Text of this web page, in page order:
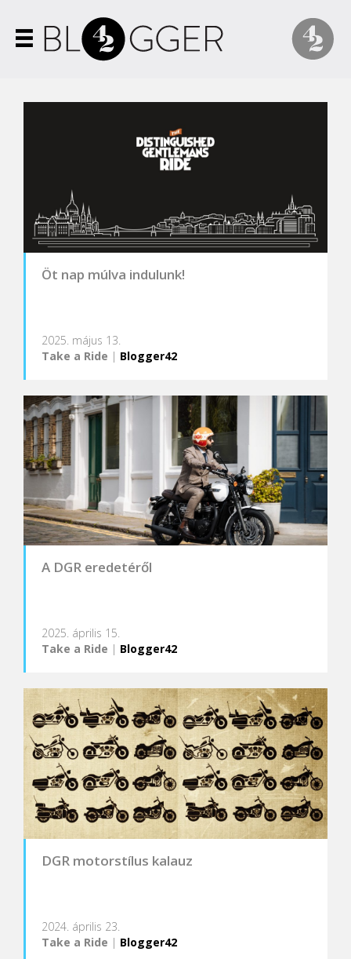
Öt nap múlva indulunk!
2025. május 13.
Take a Ride | Blogger42
A DGR eredetéről
2025. április 15.
Take a Ride | Blogger42
DGR motorstílus kalauz
2024. április 23.
Take a Ride | Blogger42